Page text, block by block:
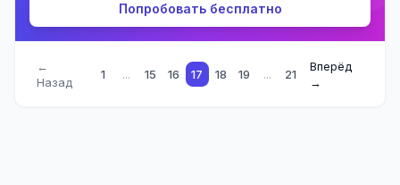
Попробовать бесплатно
←
Назад
1 ... 15 16 17 18 19 ... 21
Вперёд
→